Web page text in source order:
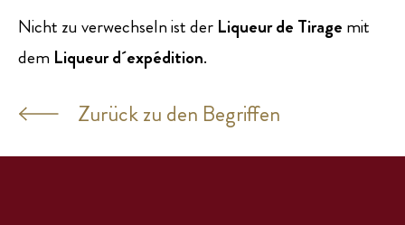
Nicht zu verwechseln ist der Liqueur de Tirage mit
dem Liqueur d´expédition.
Zurück zu den Begriffen